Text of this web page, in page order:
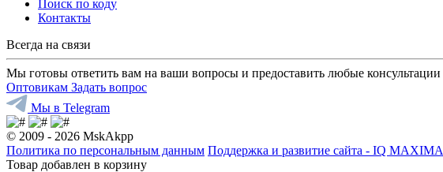
Поиск по коду
Контакты
Всегда на связи
Мы готовы ответить вам на ваши вопросы и предоставить любые консультации
Оптовикам Задать вопрос
Мы в Telegram
© 2009 - 2026 MskAkpp
Политика по персональным данным Поддержка и развитие сайта - IQ MAXIMA
Товар добавлен в корзину